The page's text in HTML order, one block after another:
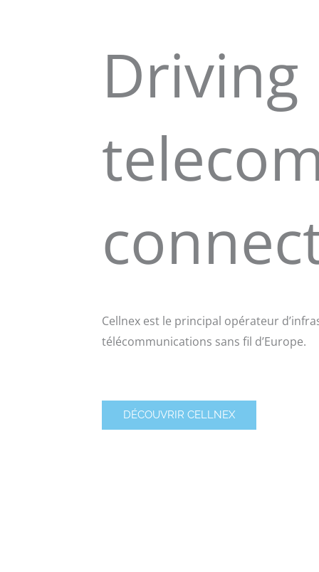
Driving
Cellnex est le principal opérateur
télécommunications sans fil d’Europe.
DÉCOUVRIR CELLNEX